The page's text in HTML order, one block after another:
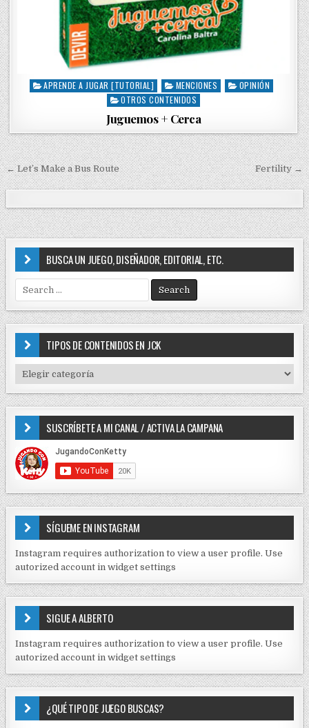
P
e
d
i
n
APRENDE A JUGAR [TUTORIAL] MENCIONES
OPINIÓN
OTROS CONTENIDOS
Juguemos + Cerca
N
a
v
e
a
c
i
ó
n
e
e
n
r
a
d
← Let’s Make a Bus Route Fertility →
BUSCA UN JUEGO, DISEÑADOR, EDITORIAL, ETC.
e
a
r
o
r
:
TIPOS DE CONTENIDOS EN JCK
I
P
D
E
C
N
T
I
D
S
E
J
C
K
SUSCRÍBETE A MI CANAL / ACTIVA LA CAMPANA
SÍGUEME EN INSTAGRAM
Instagram requires authorization to view a user profile. Use
autorized account in widget settings
SIGUE A ALBERTO
Instagram requires authorization to view a user profile. Use
autorized account in widget settings
¿QUÉ TIPO DE JUEGO BUSCAS?